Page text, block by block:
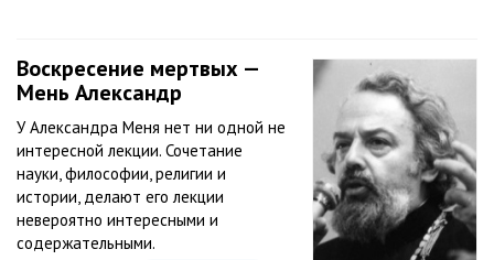
Воскресение мертвых —
Мень Александр
У Александра Меня нет ни одной не
интересной лекции. Сочетание
науки, философии, религии и
истории, делают его лекции
невероятно интересными и
содержательными.